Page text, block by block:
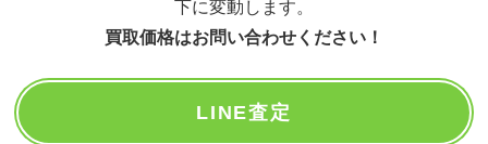
下に変動します。
買取価格はお問い合わせください！
LINE査定